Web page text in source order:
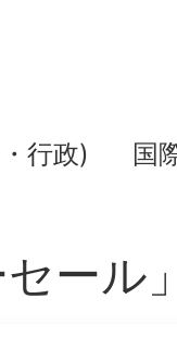
行政) 国
セール